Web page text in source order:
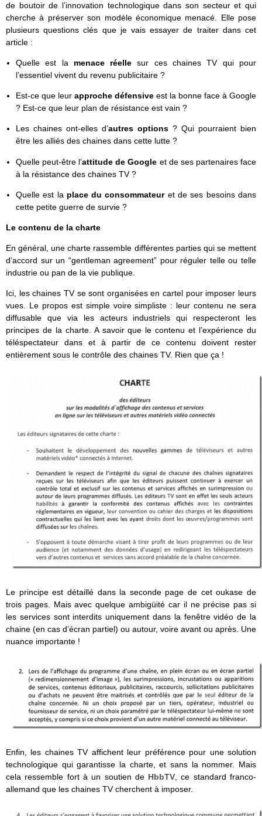
de boutoir de l’innovation technologique dans son secteur et qui
cherche à préserver son modèle économique menacé. Elle pose
plusieurs questions clés que je vais essayer de traiter dans cet
article :
Quelle est la menace réellesur ces chaines TV qui pour
l’essentiel vivent du revenu publicitaire ?
Est-ce que leur approche défensive est la bonne face à Google
? Est-ce que leur plan de résistance est vain ?
Les chaines ont-elles d’autres options ? Qui pourraient bien
être les alliés des chaines dans cette lutte ?
Quelle peut-être l’attitude de Google et de ses partenaires face
à la résistance des chaines TV ?
Quelle est la place du consommateur et de ses besoins dans
cette petite guerre de survie ?
Le contenu de la charte
En général, une charte rassemble différentes parties qui se mettent
d’accord sur un “gentleman agreement” pour réguler telle ou telle
industrie ou pan de la vie publique.
Ici, les chaines TV se sont organisées en cartel pour imposer leurs
vues. Le propos est simple voire simpliste : leur contenu ne sera
diffusable que via les acteurs industriels qui respecteront les
principes de la charte. A savoir que le contenu et l’expérience du
téléspectateur dans et à partir de ce contenu doivent rester
entièrement sous le contrôle des chaines TV. Rien que ça !
Le principe est détaillé dans la seconde page de cet oukase de
trois pages. Mais avec quelque ambigüité car il ne précise pas si
les services sont interdits uniquement dans la fenêtre vidéo de la
chaine (en cas d’écran partiel) ou autour, voire avant ou après. Une
nuance importante !
Enfin, les chaines TV affichent leur préférence pour une solution
technologique qui garantisse la charte, et sans la nommer. Mais
cela ressemble fort à un soutien de HbbTV , ce standard franco-
allemand que les chaines TV cherchent à imposer.